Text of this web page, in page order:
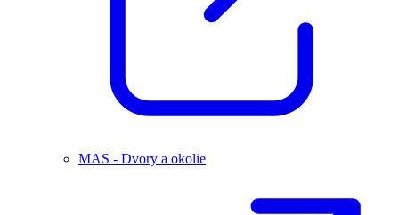
MAS - Dvory a okolie